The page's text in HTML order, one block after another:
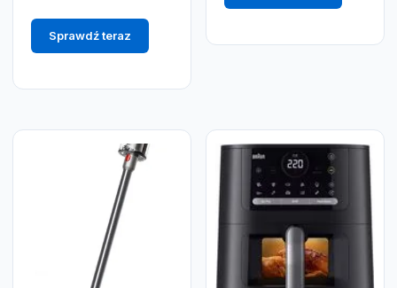
Sprawdź teraz